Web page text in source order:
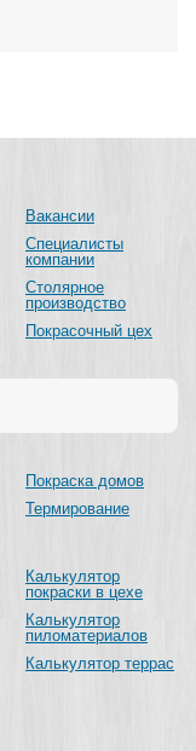
Вакансии
Специалисты
компании
Столярное
производство
Покрасочный цех
Покраска домов
Термирование
Калькулятор
покраски в цехе
Калькулятор
пиломатериалов
Калькулятор террас